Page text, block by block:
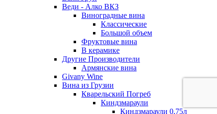
Веди - Алко ВКЗ
Виноградные вина
Классические
Большой объем
Фруктовые вина
В керамике
Другие Производители
Армянские вина
Givany Wine
Вина из Грузии
Кварельский Погреб
Киндзмараули
Киндзмараули 0,75л